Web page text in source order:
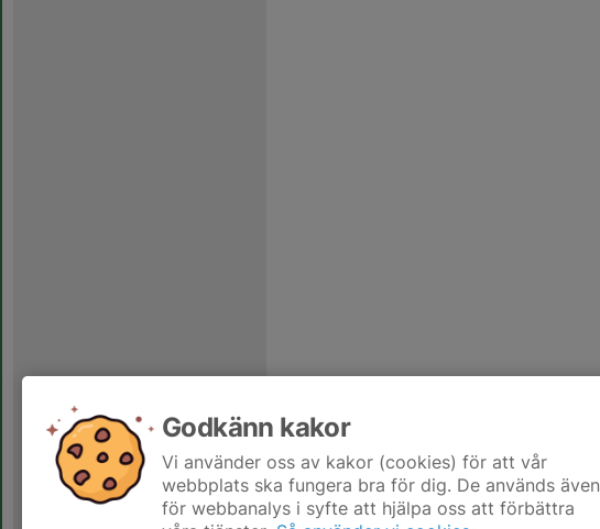
Godkänn kakor
Vi använder oss av kakor (cookies) för att vår
webbplats ska fungera bra för dig. De används även
för webbanalys i syfte att hjälpa oss att förbättra